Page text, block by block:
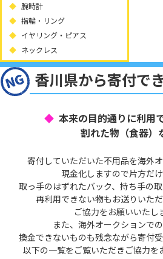
腕時計
指輪・リング
イヤリング・ピアス
ネックレス
香川県から寄付で
本来の目的通りに利用
割れた物（食器）
寄付していただいた不用品を海外
現金化しますので片方だけ
取っ手のはずれたバック、持ち手の
再利用できない物もお送りいただ
ご協力をお願いいたし
また、海外オークションで
換金できないものも残念ながら寄付
以下の一覧をご覧いただきご協力を